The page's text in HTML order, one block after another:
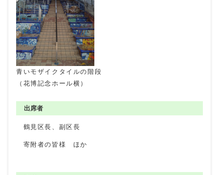
青いモザイクタイルの階段
（花博記念ホール横）
出席者
鶴見区長、副区長
寄附者の皆様 ほか